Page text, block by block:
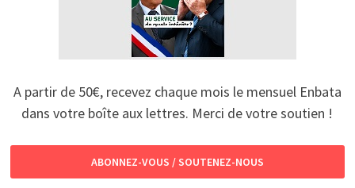
A partir de 50€, recevez chaque mois le mensuel Enbata
dans votre boîte aux lettres. Merci de votre soutien !
ABONNEZ-VOUS / SOUTENEZ-NOUS